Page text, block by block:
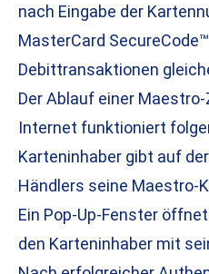
nach Eingabe der
MasterCard
Debittransaktionen
Der Ablauf einer
Internet funktioniert
Karteninhaber gibt auf
Händlers seine Maestro-
Ein Pop-Up-Fenster
den Karteninhaber mit